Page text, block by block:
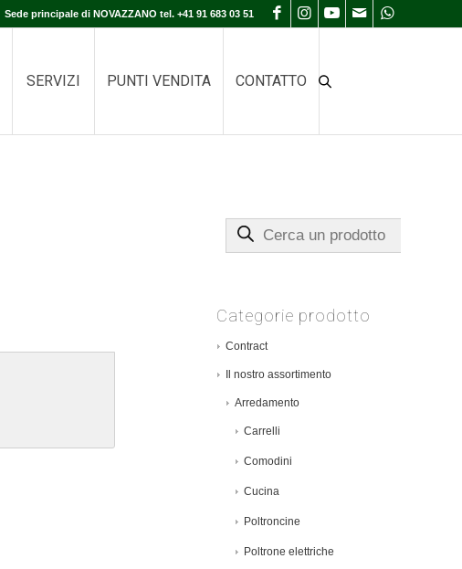
Sede principale di NOVAZZANO tel. +41 91 683 03 51
SERVIZI PUNTI VENDITA CONTATTO
Cerca un prodotto
Categorie prodotto
Contract
Il nostro assortimento
Arredamento
Carrelli
Comodini
Cucina
Poltroncine
Poltrone elettriche